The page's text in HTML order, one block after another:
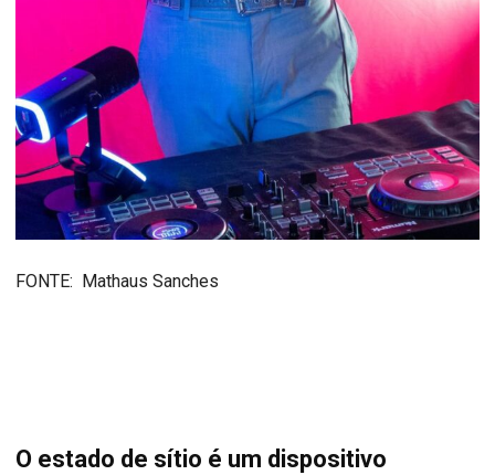
FONTE: Mathaus Sanches
O estado de sítio é um dispositivo